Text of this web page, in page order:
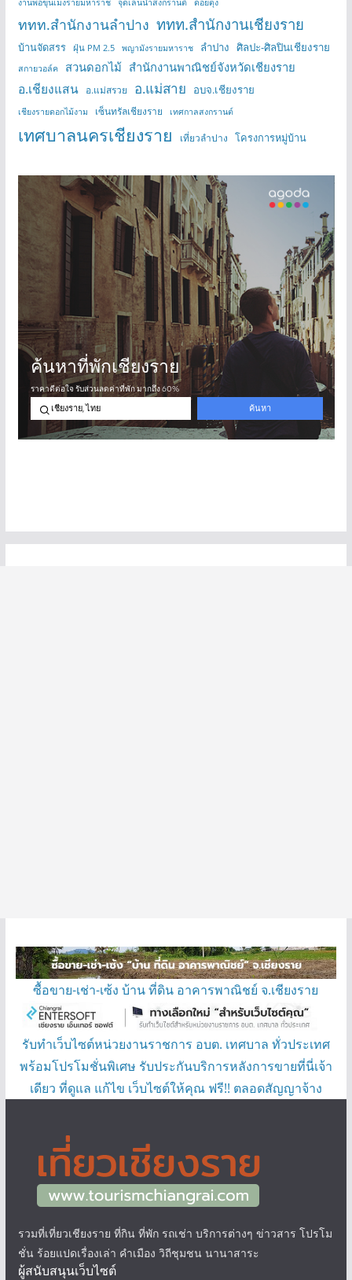
งานพ่อขุนเม็งรายมหาราช จุดเล่นน้ำสงกรานต์ ดอยตุง
ททท.สำนักงานลำปาง ททท.สำนักงานเชียงราย
บ้านจัดสรร ฝุ่น PM 2.5 พญามังรายมหาราช ลำปาง ศิลปะ-ศิลปินเชียงราย
สกายวอล์ค สวนดอกไม้ สำนักงานพาณิชย์จังหวัดเชียงราย
อ.เชียงแสน อ.แม่สรวย อ.แม่สาย อบจ.เชียงราย
เชียงรายดอกไม้งาม เซ็นทรัลเชียงราย เทศกาลสงกรานต์
เทศบาลนครเชียงราย เที่ยวลำปาง โครงการหมู่บ้าน
ซื้อขาย-เช่า-เซ้ง บ้าน ที่ดิน อาคารพาณิชย์ จ.เชียงราย
รับทำเว็บไซต์หน่วยงานราชการ อบต. เทศบาล ทั่วประเทศ
พร้อมโปรโมชั่นพิเศษ รับประกันบริการหลังการขายที่นี่เจ้า
เดียว ที่ดูแล แก้ไข เว็บไซต์ให้คุณ ฟรี!! ตลอดสัญญาจ้าง
รวมที่เที่ยวเชียงราย ที่กิน ที่พัก รถเช่า บริการต่างๆ ข่าวสาร โปรโม
ชั่น ร้อยแปดเรื่องเล่า คำเมือง วิถีชุมชน นานาสาระ
ผู้สนับสนุนเว็บไซต์